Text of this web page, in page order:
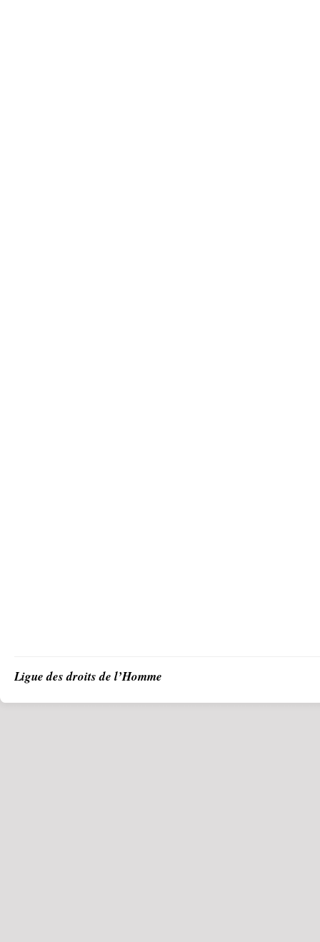
Ligue des droits de l’Homme